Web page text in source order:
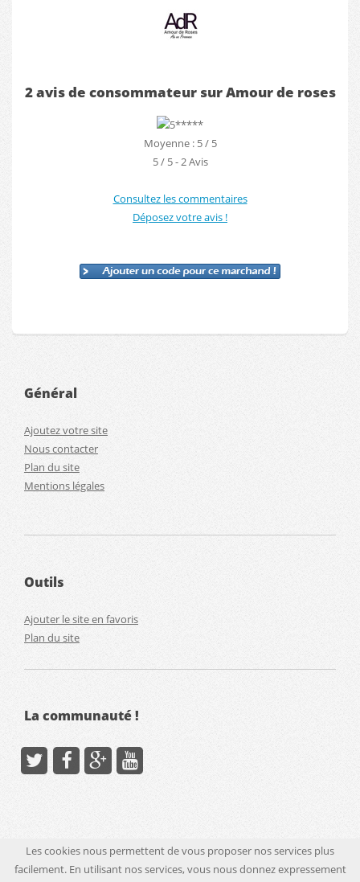
2 avis de consommateur sur Amour de roses
Moyenne : 5 / 5
5/ 5- 2Avis
Consultez les commentaires
Déposez votre avis !
Général
Ajoutez votre site
Nous contacter
Plan du site
Mentions légales
Outils
Ajouter le site en favoris
Plan du site
La communauté !
© Touteslesreductions.fr - Tous droits réservés
Les cookies nous permettent de vous proposer nos services plus
facilement. En utilisant nos services, vous nous donnez expressement